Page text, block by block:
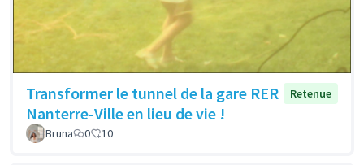
Transformer le tunnel de la gare RER
Nanterre-Ville en lieu de vie !
Retenue
Bruna 0 10